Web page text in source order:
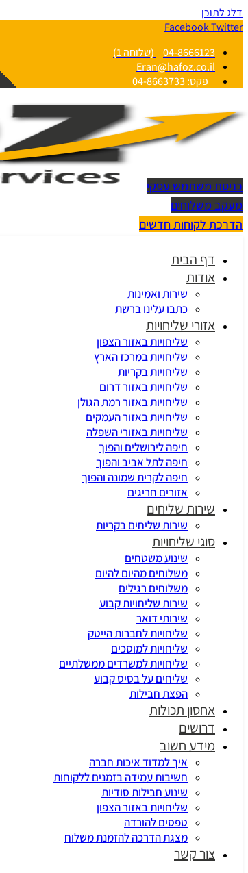
דלג לתוכן
FacebookTwitter
04-8666123 (שלוחה 1)
Eran@hafoz.co.il
פקס: 04-8663733
כניסת משתמש עסקי
מעקב משלוחים
הדרכת לקוחות חדשים
דף הבית
אודות
שירות ואמינות
כתבו עלינו ברשת
אזורי שליחויות
שליחויות באזור הצפון
שליחויות במרכז הארץ
שליחויות בקריות
שליחויות באזור דרום
שליחויות באזור רמת הגולן
שליחויות באזור העמקים
שליחויות באזורי השפלה
חיפה לירושלים והפוך
חיפה לתל אביב והפוך
חיפה לקרית שמונה והפוך
אזורים חריגים
שירות שליחים
שירות שליחים בקריות
סוגי שליחויות
שינוע משטחים
משלוחים מהיום להיום
משלוחים רגילים
שירות שליחויות קבוע
שירותי דואר
שליחויות לחברות הייטק
שליחויות למוסכים
שליחויות למשרדים ממשלתיים
שליחים על בסיס קבוע
הפצת חבילות
אחסון תכולות
דרושים
מידע חשוב
איך למדוד איכות חברה
חשיבות עמידה בזמנים ללקוחות
שינוע חבילות סודיות
שליחויות באזור הצפון
טפסים להורדה
מצגת הדרכה להזמנת משלוח
צור קשר